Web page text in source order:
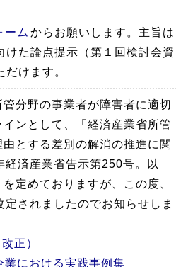
ーム からお願いします。主旨は
けた論点提示（第１回検討会資
けます。
分野の事業者が障害者に適切
ンとして、「経済産業省所管
とする差別の解消の推進に関
済産業省告示第250号。以
定めておりますが、この度、
されましたのでお知らせしま
正）
における実践事例集